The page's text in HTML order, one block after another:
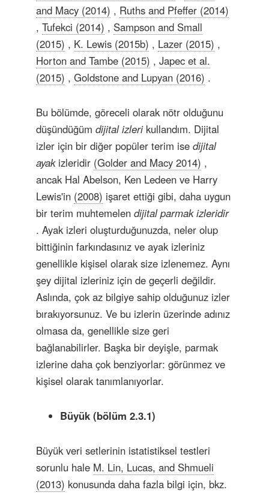
and Macy (2014) , Ruths and Pfeffer (2014)
, Tufekci (2014) , Sampson and Small
(2015) , K. Lewis (2015b) , Lazer (2015) ,
Horton and Tambe (2015) , Japec et al.
(2015) , Goldstone and Lupyan (2016) .
Bu bölümde, göreceli olarak nötr olduğunu
düşündüğüm dijital izlerikullandım. Dijital
izler için bir diğer popüler terim ise dijital
ayakizleridir (Golder and Macy 2014) ,
ancak Hal Abelson, Ken Ledeen ve Harry
Lewis'in (2008) işaret ettiği gibi, daha uygun
bir terim muhtemelen dijital parmak izleridir
. Ayak izleri oluşturduğunuzda, neler olup
bittiğinin farkındasınız ve ayak izleriniz
genellikle kişisel olarak size izlenemez. Aynı
şey dijital izleriniz için de geçerli değildir.
Aslında, çok az bilgiye sahip olduğunuz izler
bırakıyorsunuz. Ve bu izlerin üzerinde adınız
olmasa da, genellikle size geri
bağlanabilirler. Başka bir deyişle, parmak
izlerine daha çok benziyorlar: görünmez ve
kişisel olarak tanımlanıyorlar.
Büyük (bölüm 2.3.1)
Büyük veri setlerinin istatistiksel testleri
sorunlu hale M. Lin, Lucas, and Shmueli
(2013) konusunda daha fazla bilgi için, bkz.